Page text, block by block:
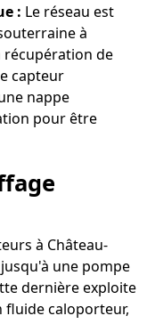
: Le réseau est
à
récupération de
capteur
nappe
pour être
à Château-
une pompe
dernière exploite
fluide caloporteur,